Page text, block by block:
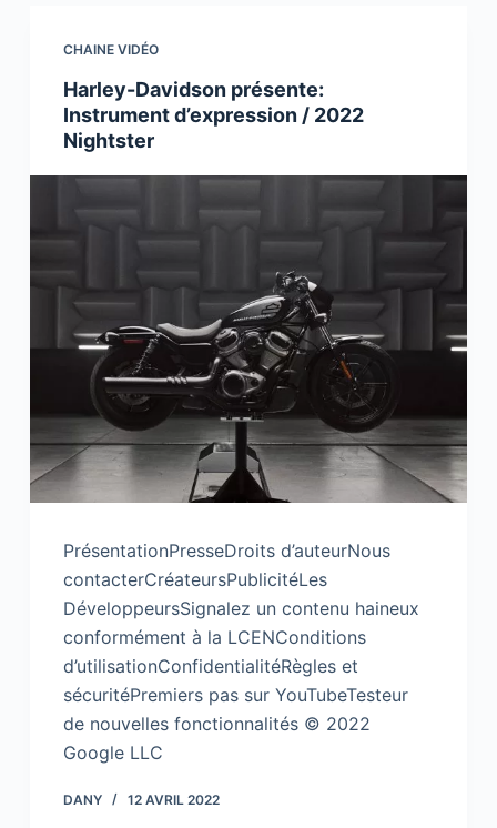
CHAINE VIDÉO
​Harley-Davidson présente:
Instrument d’expression / 2022
Nightster
PrésentationPresseDroits d’auteurNous
contacterCréateursPublicitéLes
DéveloppeursSignalez un contenu haineux
conformément à la LCENConditions
d’utilisationConfidentialitéRègles et
sécuritéPremiers pas sur YouTubeTesteur
de nouvelles fonctionnalités © 2022
Google LLC
DANY 12 AVRIL 2022